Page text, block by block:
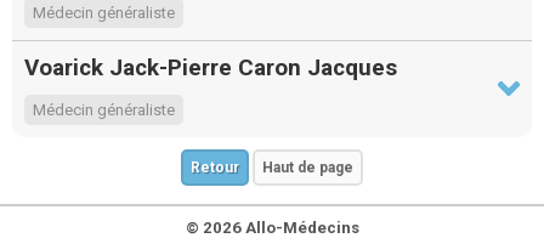
Médecin généraliste
Voarick Jack-Pierre Caron Jacques
Médecin généraliste
Retour Haut de page
© 2026 Allo-Médecins